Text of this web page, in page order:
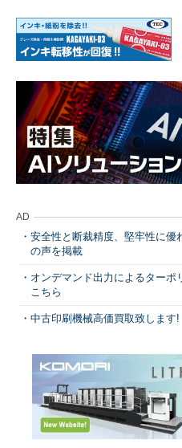
AD
安全性と断裁精度、堅牢性に優
の声を掲載
オンデマンド出力によるターポ
こちら
中古印刷機械高価買取致します